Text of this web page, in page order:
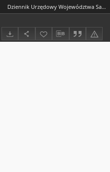
Dziennik Urzędowy Województwa Sandomierskiego, 1817, nr 8